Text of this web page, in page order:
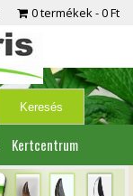
0 termékek 0 Ft
Kertcentrum